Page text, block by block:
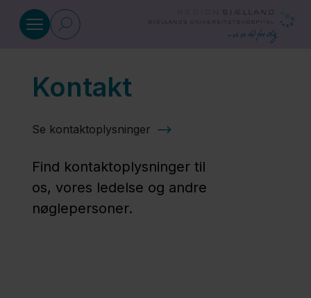
Klinik for Arvelige Sygdomme
Information
genetisk
udredning
Kontakt
Se kontaktoplysninger
Find kontaktoplysninger til
os, vores ledelse og andre
nøglepersoner.